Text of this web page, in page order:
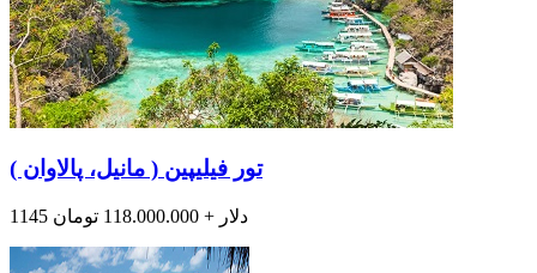
تور فیلیپین ( مانیل، پالاوان )
1145 دلار + 118.000.000 تومان